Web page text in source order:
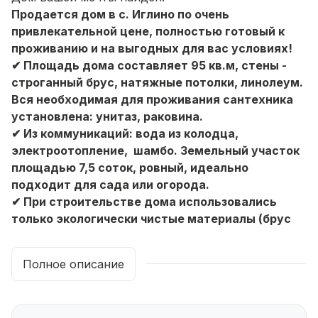
Продается дом в с. Иглино по очень
привлекательной цене, полностью готовый к
проживанию и на выгодных для вас условиях!
✔ Площадь дома составляет 95 кв.м, стены -
строганный брус, натяжные потолки, линолеум.
Вся необходимая для проживания сантехника
установлена: унитаз, раковина.
✔ Из коммуникаций: вода из колодца,
электроотопление, шамбо. Земельный участок
площадью 7,5 соток, ровный, идеально
подходит для сада или огорода.
✔ При строительстве дома использовались
только экологически чистые материалы (брус
благоприятному проживанию. Подъезд к дому
круглогодичный, отсыпан щебенкой. Рядом с
транспорта, что обеспечивает удобство
Полное описание